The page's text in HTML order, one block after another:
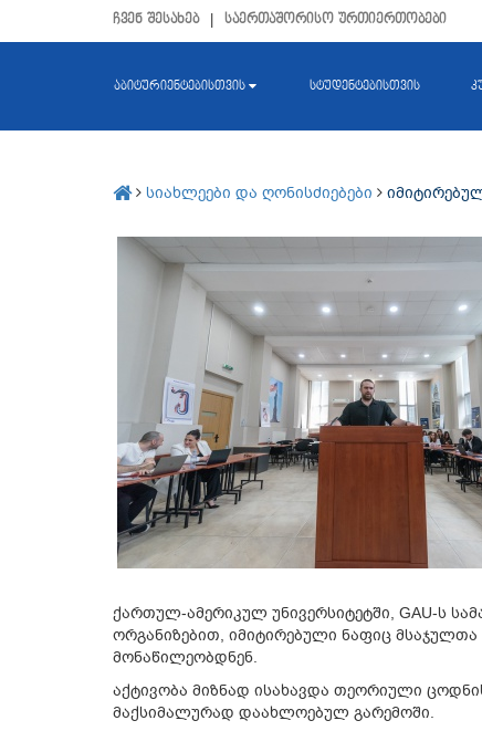
ჩვენ შესახებ საერთაშორისო ურთიერთობები
აბიტურიენტებისთვის სტუდენტებისთვის
სიახლეები და ღონისძიებები
ქართულ-ამერიკულ უნივერსიტეტში, GAU-ს
ორგანიზებით, იმიტირებული ნაფიც
მონაწილეობდნენ.
აქტივობა მიზნად ისახავდა თეორიული
მაქსიმალურად დაახლოებულ გარემოში.